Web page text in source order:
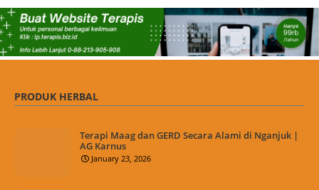
PRODUK HERBAL
Terapi Maag dan GERD Secara Alami di Nganjuk |
AG Karnus
January 23, 2026